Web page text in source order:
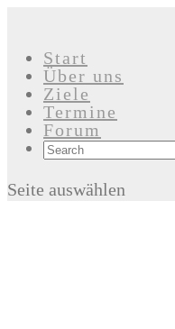
Start
Über uns
Ziele
Termine
Forum
Seite auswählen